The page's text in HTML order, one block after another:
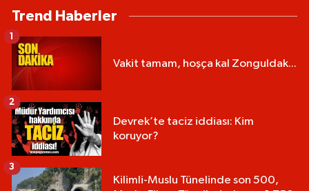
Trend Haberler
Vakit tamam, hoşça kal Zonguldak...
1
Devrek’te taciz iddiası: Kim
koruyor?
2
Kilimli-Muslu Tünelinde son 500,
3